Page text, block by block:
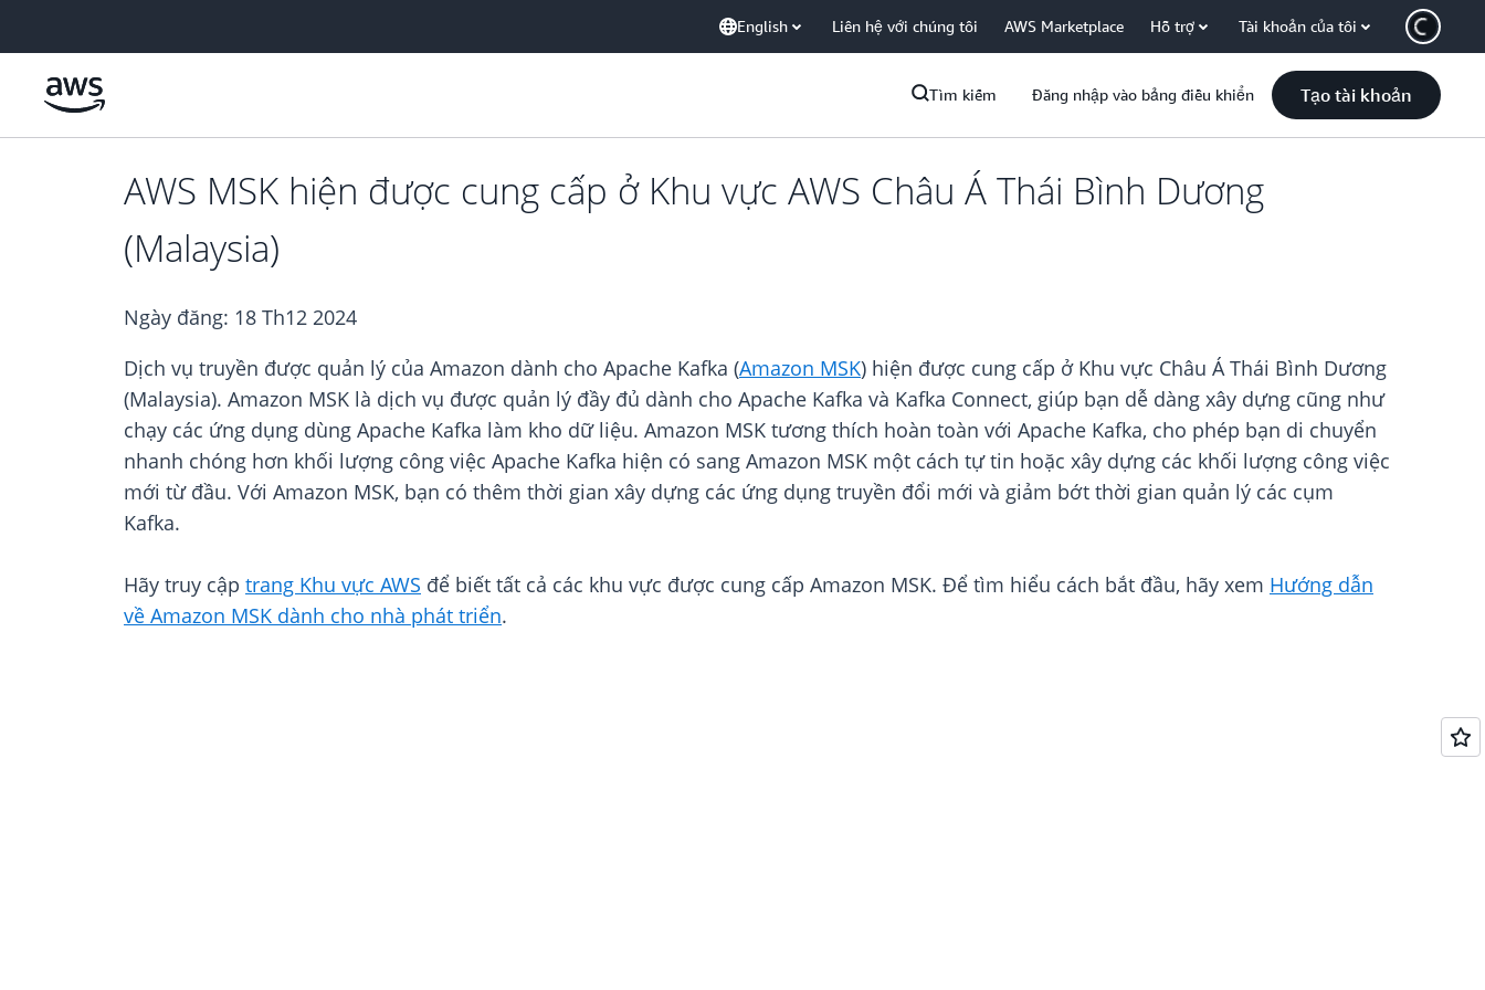
English Liên hệ với chúng tôi AWS Marketplace Hỗ trợ Tài khoản của tôi
Tìm kiếm Đăng nhập vào bảng điều khiển Tạo tài khoản
AWS MSK hiện được cung cấp ở Khu vực AWS Châu Á Thái Bình Dương
(Malaysia)
Ngày đăng: 18 Th12 2024
Dịch vụ truyền được quản lý của Amazon dành cho Apache Kafka (Amazon MSK) hiện được cung cấp ở Khu vực Châu Á Thái Bình Dương
(Malaysia). Amazon MSK là dịch vụ được quản lý đầy đủ dành cho Apache Kafka và Kafka Connect, giúp bạn dễ dàng xây dựng cũng như
chạy các ứng dụng dùng Apache Kafka làm kho dữ liệu. Amazon MSK tương thích hoàn toàn với Apache Kafka, cho phép bạn di chuyển
nhanh chóng hơn khối lượng công việc Apache Kafka hiện có sang Amazon MSK một cách tự tin hoặc xây dựng các khối lượng công việc
mới từ đầu. Với Amazon MSK, bạn có thêm thời gian xây dựng các ứng dụng truyền đổi mới và giảm bớt thời gian quản lý các cụm
Kafka.
Hãy truy cập trang Khu vực AWS để biết tất cả các khu vực được cung cấp Amazon MSK. Để tìm hiểu cách bắt đầu, hãy xem Hướng dẫn
về Amazon MSK dành cho nhà phát triển.